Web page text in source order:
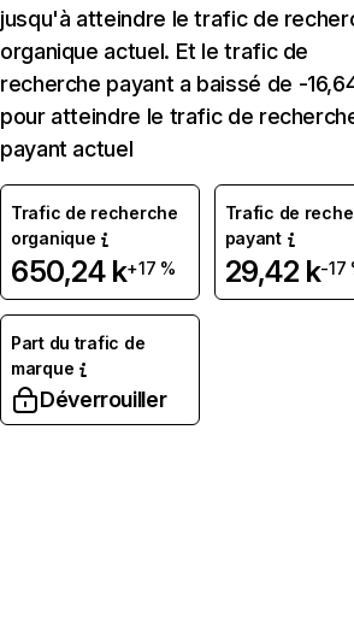
jusqu'à atteindre le trafic de
organique actuel. Et le trafic de
recherche payant a baissé de -
pour atteindre le trafic de
payant actuel
Trafic de recherche
organique
650,24 k+17 %
Trafic de
payant
29,42 k-17
Part du trafic de
marque
Déverrouiller